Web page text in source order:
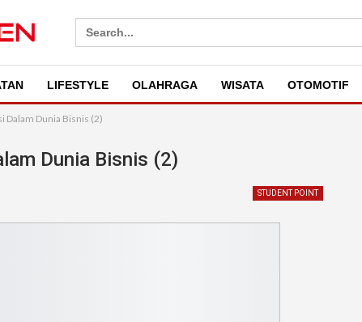
Search
for:
LIFESTYLE OLAHRAGA WISATA OTOMOTIF
Dalam Dunia Bisnis (2)
Dunia Bisnis (2)
STUDENT POINT